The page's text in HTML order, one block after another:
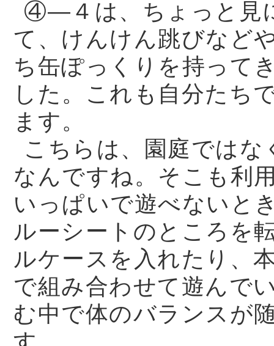
④—４は、ちょっと見
て、けんけん跳びなど
ち缶ぽっくりを持って
した。これも自分たち
ます。
こちらは、園庭では
なんですね。そこも利
いっぱいで遊べないと
ルーシートのところを
ルケースを入れたり、
で組み合わせて遊んで
む中で体のバランスが